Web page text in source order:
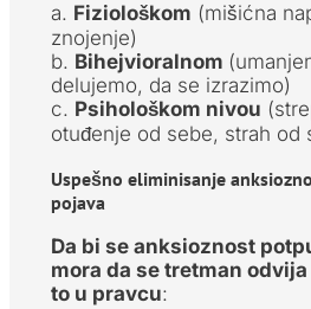
a. Fiziološkom (mišićna
znojenje)
b. Bihejvioralnom
delujemo, da se izrazimo)
c. Psihološkom nivou
otuđenje od sebe, strah od
Uspešno eliminisanje
pojava
Da bi se anksioznost
mora da se tretman
to u pravcu: